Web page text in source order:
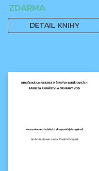
ZDARMA
DETAIL KNIHY